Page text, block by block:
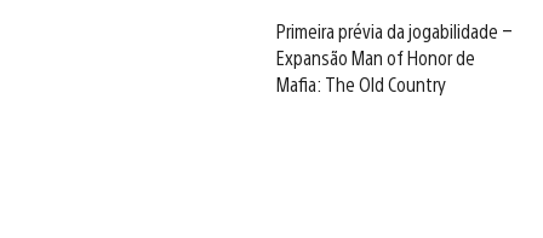
Primeira prévia da jogabilidade –
Expansão Man of Honor de
Mafia: The Old Country